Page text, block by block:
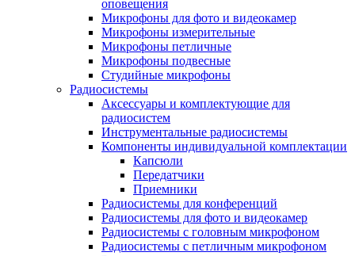
оповещения
Микрофоны для фото и видеокамер
Микрофоны измерительные
Микрофоны петличные
Микрофоны подвесные
Студийные микрофоны
Радиосистемы
Аксессуары и комплектующие для
радиосистем
Инструментальные радиосистемы
Компоненты индивидуальной комплектации
Капсюли
Передатчики
Приемники
Радиосистемы для конференций
Радиосистемы для фото и видеокамер
Радиосистемы с головным микрофоном
Радиосистемы с петличным микрофоном